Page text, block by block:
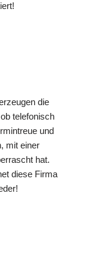
die
telefonisch
und
mit einer
hat.
diese Firma